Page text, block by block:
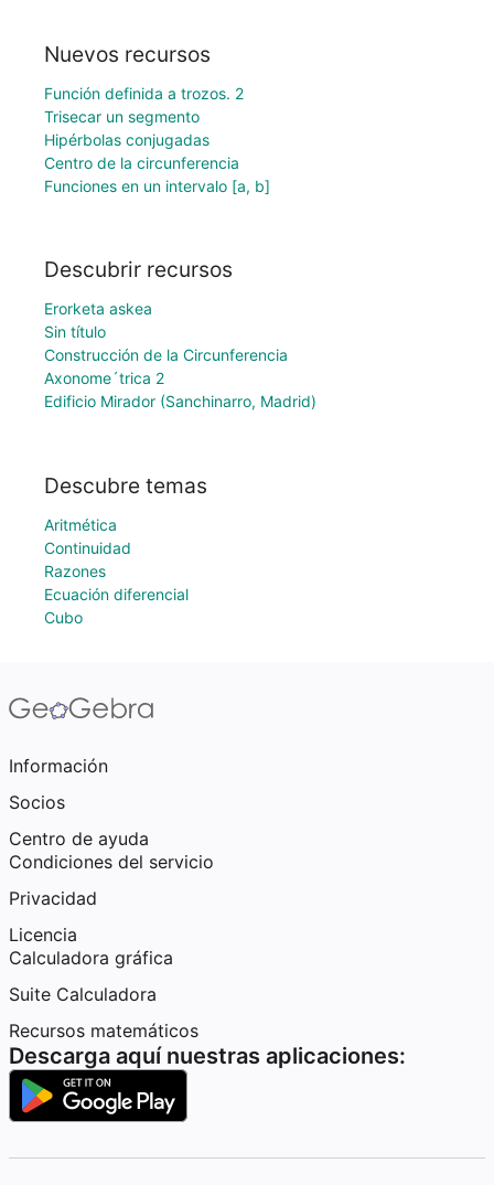
Nuevos recursos
Función definida a trozos. 2
Trisecar un segmento
Hipérbolas conjugadas
Centro de la circunferencia
Funciones en un intervalo [a, b]
Descubrir recursos
Erorketa askea
Sin título
Construcción de la Circunferencia
Axonome´trica 2
Edificio Mirador (Sanchinarro, Madrid)
Descubre temas
Aritmética
Continuidad
Razones
Ecuación diferencial
Cubo
Información
Socios
Centro de ayuda
Condiciones del servicio
Privacidad
Licencia
Calculadora gráfica
Suite Calculadora
Recursos matemáticos
Descarga aquí nuestras aplicaciones: